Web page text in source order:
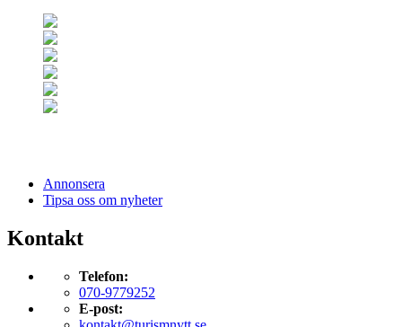
Annonsera
Tipsa oss om nyheter
Kontakt
Telefon:
070-9779252
E-post: